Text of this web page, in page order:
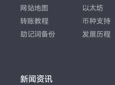
网站地图
转账教程
助记词备份
以太坊
币种支持
发展历程
新闻资讯